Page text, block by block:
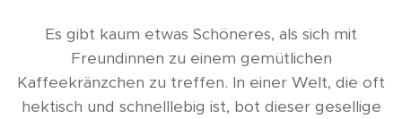
Es gibt kaum etwas Schöneres, als sich mit
Freundinnen zu einem gemütlichen
Kaffeekränzchen zu treffen. In einer Welt, die oft
hektisch und schnelllebig ist, bot dieser gesellige